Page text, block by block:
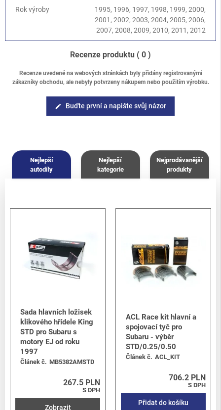
2.0 SOHC EJ202
Legacy/Outback B13 (BL/BP) 2003-2009/
Legacy/Outback-Legacy/Outback B14 (BM/BR) 2010-2014/
/
2.0 SOHC
Forester-Forester S10 (SF) 1997-2002/2.5 SOHC
Forester-Forester S11 (SG) 2002-2008/2.0 EJ201 SOHC
Forester S12 (SH) 2008-2013/2.5 SOHC EJ25
Rok výroby
1995, 1996, 1997, 1998, 1999, 2000,
2001, 2002, 2003, 2004, 2005, 2006,
2007, 2008, 2009, 2010, 2011, 2012
Recenze produktu ( 0 )
Recenze uvedené na webových stránkách byly přidány registrovanými
zákazníky obchodu, ale nebyly potvrzeny nákupem nebo použitím výrobku.
edit Buďte první a napište svůj názor
Nejlepší
autodíly
Nejlepší
kategorie
Nejprodávanější
produkty
Sada hlavních ložisek
klikového hřídele King
STD pro Subaru s
motory EJ od roku
1997
Článek č. MB5382AMSTD
267.5 PLN
S DPH
Zobrazit
ACL Race kit hlavní a
spojovací tyč pro
Subaru - výběr
STD/0.25/0.50
Článek č. ACL_KIT
706.2 PLN
S DPH
Přidat do košíku